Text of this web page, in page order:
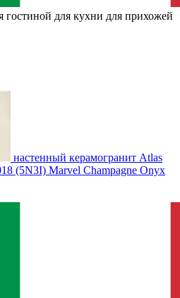
гостиной для кухни для прихожей
настенный керамогранит Atlas
(5N3I) Marvel Champagne Onyx